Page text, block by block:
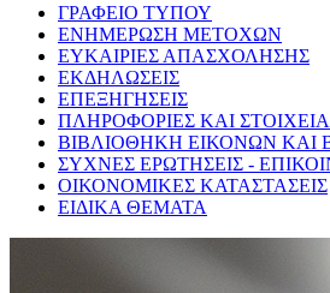
ΓΡΑΦΕΙΟ ΤΥΠΟΥ
ΕΝΗΜΕΡΩΣΗ ΜΕΤΟΧΩΝ
ΕΥΚΑΙΡΙΕΣ ΑΠΑΣΧΟΛΗΣΗΣ
ΕΚΔΗΛΩΣΕΙΣ
ΕΠΕΞΗΓΗΣΕΙΣ
ΠΛΗΡΟΦΟΡΙΕΣ ΚΑΙ
ΒΙΒΛΙΟΘΗΚΗ ΕΙΚΟΝΩΝ ΚΑΙ
ΣΥΧΝΕΣ ΕΡΩΤΗΣΕΙΣ -
ΟΙΚΟΝΟΜΙΚΕΣ ΚΑΤΑΣΤΑΣΕΙΣ
ΕΙΔΙΚΑ ΘΕΜΑΤΑ